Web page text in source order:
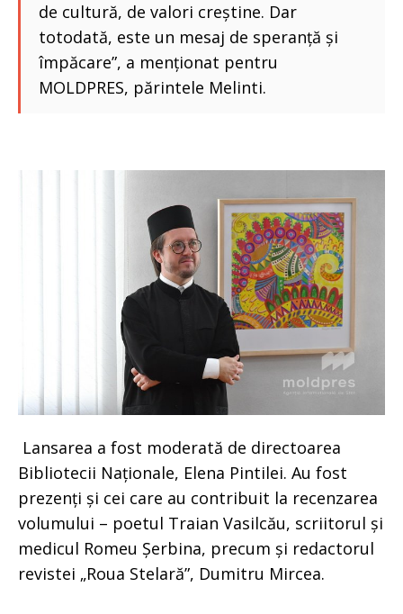
de cultură, de valori creștine. Dar
totodată, este un mesaj de speranță și
împăcare”, a menționat pentru
MOLDPRES, părintele Melinti.
Lansarea a fost moderată de directoarea
Bibliotecii Naționale, Elena Pintilei. Au fost
prezenți și cei care au contribuit la recenzarea
volumului – poetul Traian Vasilcău, scriitorul și
medicul Romeu Șerbina, precum și redactorul
revistei „Roua Stelară”, Dumitru Mircea.